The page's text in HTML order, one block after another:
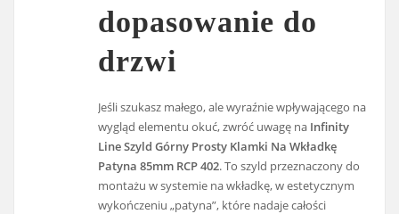
dopasowanie do
drzwi
Jeśli szukasz małego, ale wyraźnie wpływającego na
wygląd elementu okuć, zwróć uwagę na Infinity
Line Szyld Górny Prosty Klamki Na Wkładkę
Patyna 85mm RCP 402. To szyld przeznaczony do
montażu w systemie na wkładkę, w estetycznym
wykończeniu „patyna”, które nadaje całości